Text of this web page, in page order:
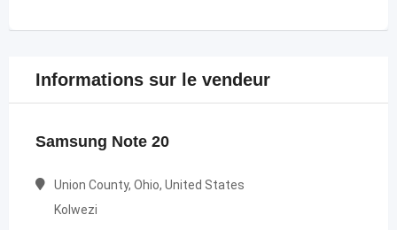
Informations sur le vendeur
Samsung Note 20
Union County, Ohio, United States
Kolwezi